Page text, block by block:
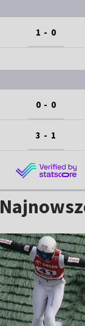
1 - 0
0 - 0
3 - 1